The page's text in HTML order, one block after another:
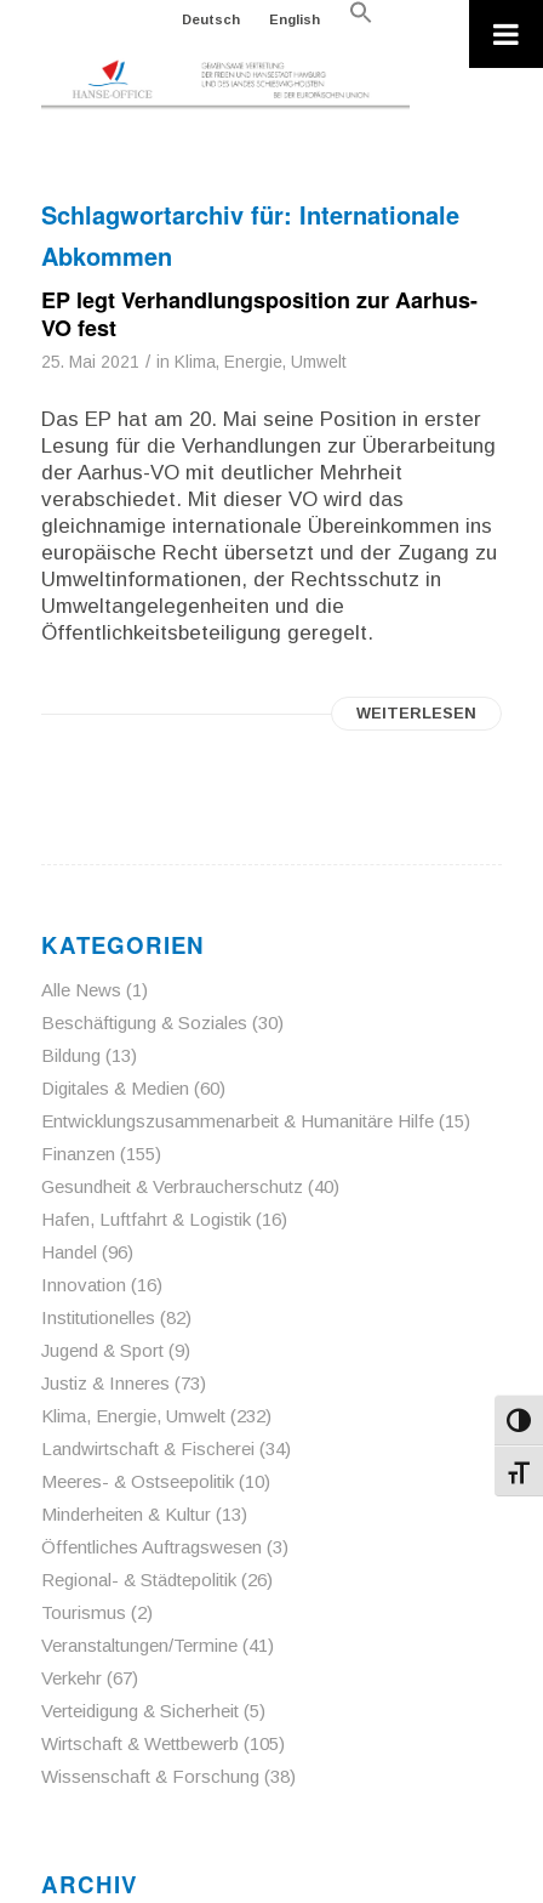
Deutsch English
Search
Schlagwortarchiv für: Internationale
Abkommen
EP legt Verhandlungsposition zur Aarhus-
VO fest
25. Mai 2021 / in Klima, Energie, Umwelt
Das EP hat am 20. Mai seine Position in erster
Lesung für die Verhandlungen zur Überarbeitung
der Aarhus-VO mit deutlicher Mehrheit
verabschiedet. Mit dieser VO wird das
gleichnamige internationale Übereinkommen ins
europäische Recht übersetzt und der Zugang zu
Umweltinformationen, der Rechtsschutz in
Umweltangelegenheiten und die
Öffentlichkeitsbeteiligung geregelt.
WEITERLESEN
KATEGORIEN
Alle News (1)
Beschäftigung & Soziales (30)
Bildung (13)
Digitales & Medien (60)
Entwicklungszusammenarbeit & Humanitäre Hilfe(15)
Finanzen (155)
Gesundheit & Verbraucherschutz (40)
Hafen, Luftfahrt & Logistik(16)
Handel (96)
Innovation (16)
Institutionelles (82)
Jugend & Sport(9)
Justiz & Inneres (73)
Klima, Energie, Umwelt(232)
Landwirtschaft & Fischerei (34)
Meeres- & Ostseepolitik(10)
Minderheiten & Kultur(13)
Öffentliches Auftragswesen (3)
Regional- & Städtepolitik(26)
Tourismus (2)
Veranstaltungen/Termine(41)
Verkehr(67)
Verteidigung & Sicherheit(5)
Wirtschaft & Wettbewerb (105)
Wissenschaft & Forschung (38)
ARCHIV